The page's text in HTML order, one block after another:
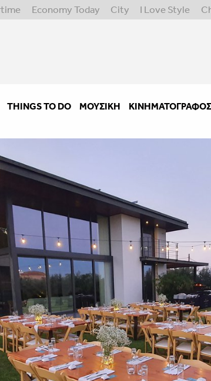
Economy Today City I Love Style
THINGS TO DO ΜΟΥΣΙΚΉ ΚΙΝΗΜΑΤΟΓΡΆΦΟΣ